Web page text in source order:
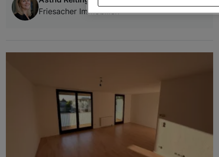
Friesacher Immobilien